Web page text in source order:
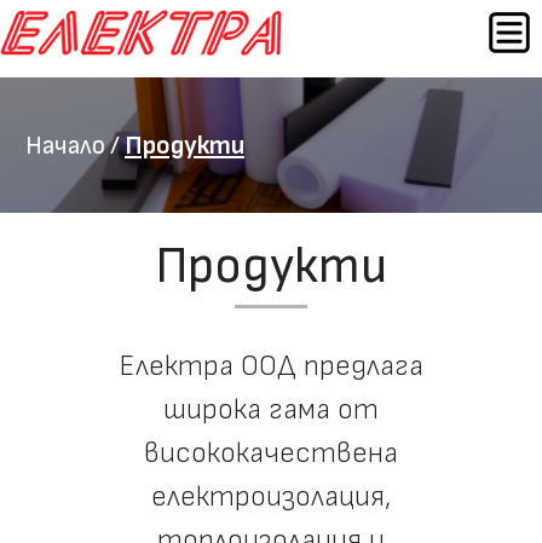
Към
съдържанието
Начало/Продукти
Продукти
Електра ООД предлага
широка гама от
висококачествена
електроизолация,